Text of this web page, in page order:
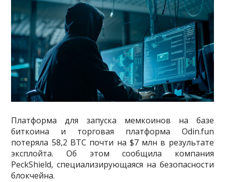
Платформа для запуска мемкоинов на базе
биткоина и торговая платформа Odin.fun
потеряла 58,2 BTC почти на $7 млн в результате
эксплойта. Об этом сообщила компания
PeckShield, специализирующаяся на безопасности
блокчейна.